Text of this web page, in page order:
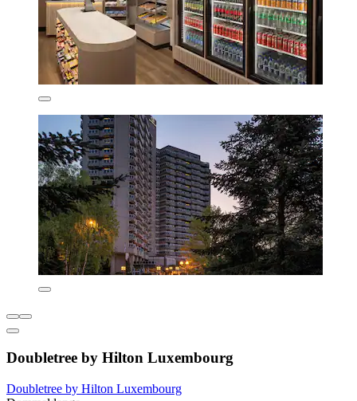
Doubletree by Hilton Luxembourg
Doubletree by Hilton Luxembourg